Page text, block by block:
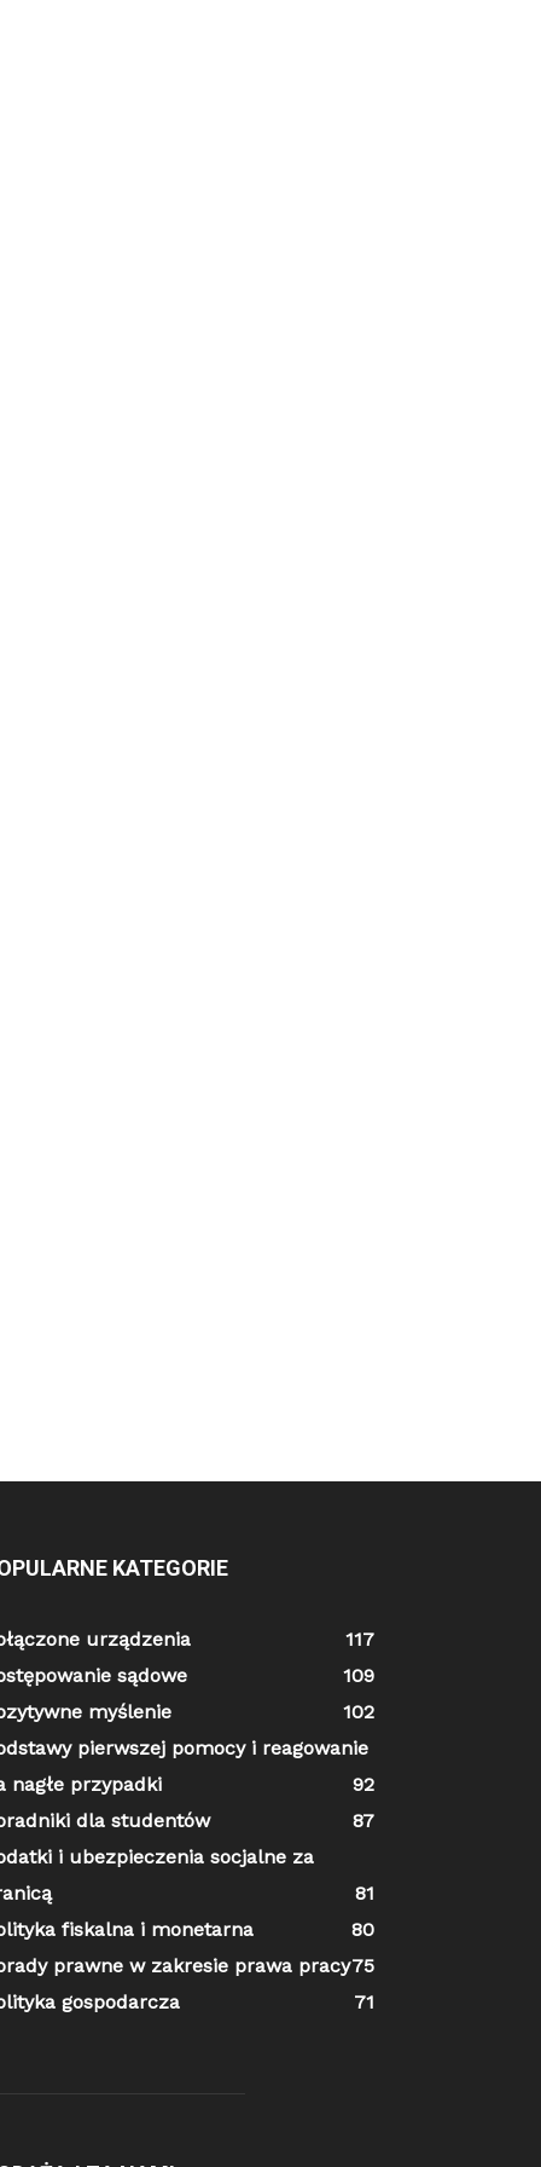
KATEGORIE
urządzenia
117
sądowe
109
myślenie
102
pierwszej pomocy i reagowanie
nagłe przypadki
92
dla studentów
87
i ubezpieczenia socjalne za
81
fiskalna i monetarna
80
prawne w zakresie prawa pracy75
gospodarcza
71